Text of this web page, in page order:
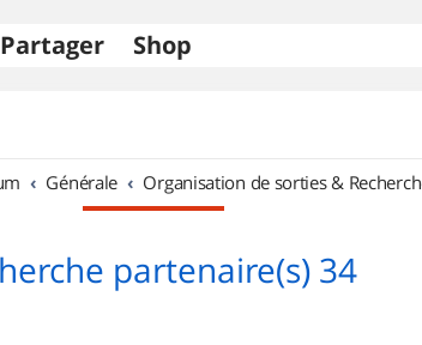
Partager Shop
Générale Organisation de sorties &
partenaire(s) 34